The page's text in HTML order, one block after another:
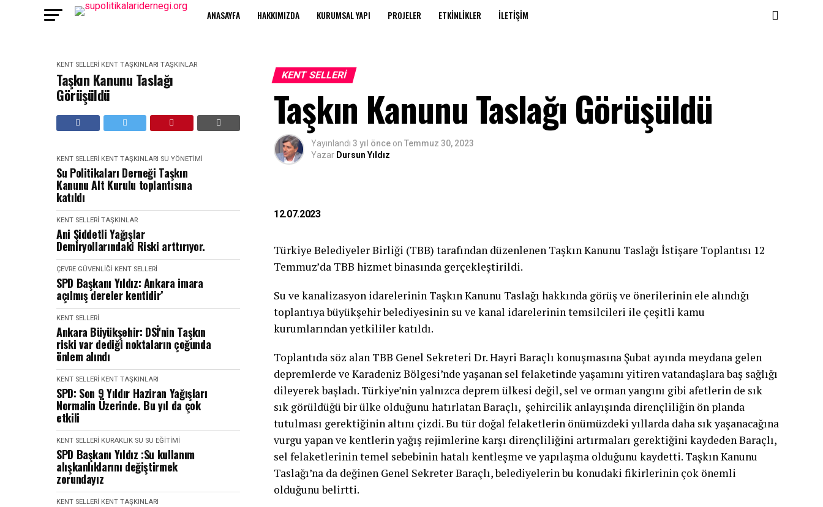
ANASAYFA HAKKIMIZDA KURUMSAL YAPI PROJELER ETKINLIKLER İLETIŞIM
KENT SELLERI KENT TAŞKINLARI TAŞKINLAR
Taşkın Kanunu Taslağı
Görüşüldü
KENT SELLERI KENT TAŞKINLARI SU YÖNETIMI
Su Politikaları Derneği Taşkın
Kanunu Alt Kurulu toplantısına
katıldı
KENT SELLERI TAŞKINLAR
Ani Şiddetli Yağışlar
Demiryollarındaki Riski arttırıyor.
ÇEVRE GÜVENLIĞI KENT SELLERI
SPD Başkanı Yıldız: Ankara imara
açılmış dereler kentidir’
KENT SELLERI
Ankara Büyükşehir: DSİ'nin Taşkın
riski var dediği noktaların çoğunda
önlem alındı
KENT SELLERI KENT TAŞKINLARI
SPD: Son 9 Yıldır Haziran Yağışları
Normalin Üzerinde. Bu yıl da çok
etkili
KENT SELLERI KURAKLIK SU SU EĞİTİMİ
SPD Başkanı Yıldız :Su kullanım
alışkanlıklarını değiştirmek
zorundayız
KENT SELLERI KENT TAŞKINLARI
KENT SELLERI
Taşkın Kanunu Taslağı Görüşüldü
Yayınlandı 3 yıl önce on Temmuz 30, 2023
Yazar Dursun Yıldız
12.07.2023
Türkiye Belediyeler Birliği (TBB) tarafından düzenlenen Taşkın Kanunu Taslağı İstişare Toplantısı 12
Temmuz’da TBB hizmet binasında gerçekleştirildi.
Su ve kanalizasyon idarelerinin Taşkın Kanunu Taslağı hakkında görüş ve önerilerinin ele alındığı
toplantıya büyükşehir belediyesinin su ve kanal idarelerinin temsilcileri ile çeşitli kamu
kurumlarından yetkililer katıldı.
Toplantıda söz alan TBB Genel Sekreteri Dr. Hayri Baraçlı konuşmasına Şubat ayında meydana gelen
depremlerde ve Karadeniz Bölgesi’nde yaşanan sel felaketinde yaşamını yitiren vatandaşlara baş sağlığı
dileyerek başladı. Türkiye’nin yalnızca deprem ülkesi değil, sel ve orman yangını gibi afetlerin de sık
sık görüldüğü bir ülke olduğunu hatırlatan Baraçlı, şehircilik anlayışında dirençliliğin ön planda
tutulması gerektiğinin altını çizdi. Bu tür doğal felaketlerin önümüzdeki yıllarda daha sık yaşanacağına
vurgu yapan ve kentlerin yağış rejimlerine karşı dirençliliğini artırmaları gerektiğini kaydeden Baraçlı,
sel felaketlerinin temel sebebinin hatalı kentleşme ve yapılaşma olduğunu kaydetti. Taşkın Kanunu
Taslağı’na da değinen Genel Sekreter Baraçlı, belediyelerin bu konudaki fikirlerinin çok önemli
olduğunu belirtti.